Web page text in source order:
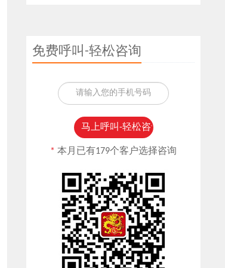
免费呼叫-轻松咨询
*本月已有179个客户选择咨询